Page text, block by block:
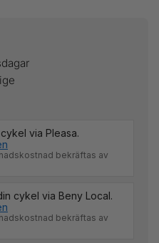
via Pleasa.
bekräftas av
cykel via Beny Local.
bekräftas av